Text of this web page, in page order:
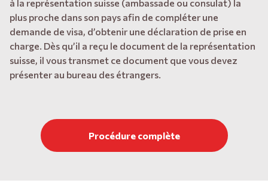
à la représentation suisse (ambassade ou consulat) la
plus proche dans son pays afin de compléter une
demande de visa, d’obtenir une déclaration de prise en
charge. Dès qu’il a reçu le document de la représentation
suisse, il vous transmet ce document que vous devez
présenter au bureau des étrangers.
Procédure complète